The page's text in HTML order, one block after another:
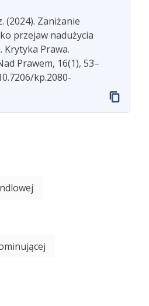
(2024). Zaniżanie
przejaw nadużycia
Krytyka Prawa.
Prawem, 16(1), 53–
kp.2080-